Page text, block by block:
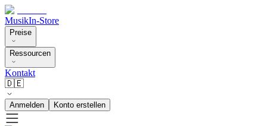
MusikIn-Store
Preise
Ressourcen
Kontakt
🇩🇪
Anmelden Konto erstellen